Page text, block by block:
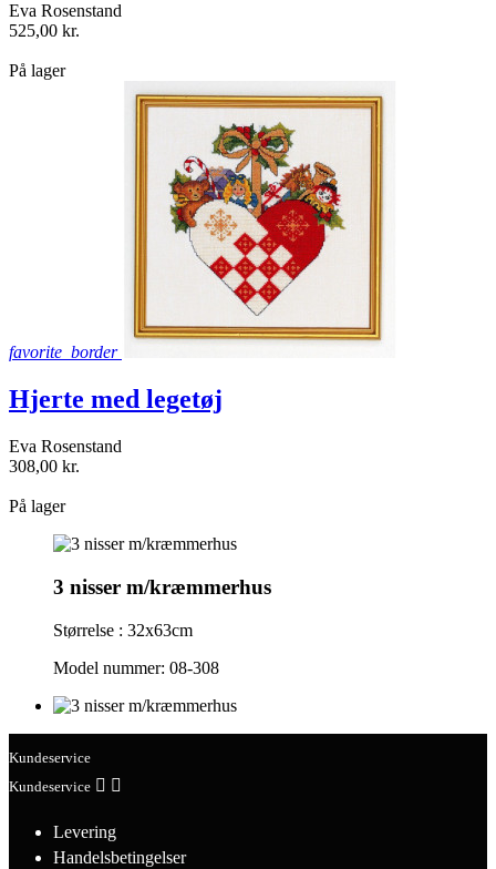
Eva Rosenstand
525,00 kr.
På lager
favorite_border
Hjerte med legetøj
Eva Rosenstand
308,00 kr.
På lager
3 nisser m/kræmmerhus
Størrelse : 32x63cm
Model nummer: 08-308
Kundeservice
Kundeservice  
Levering
Handelsbetingelser